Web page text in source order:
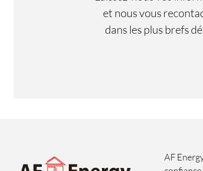
et nous vous
dans les plus brefs
AF